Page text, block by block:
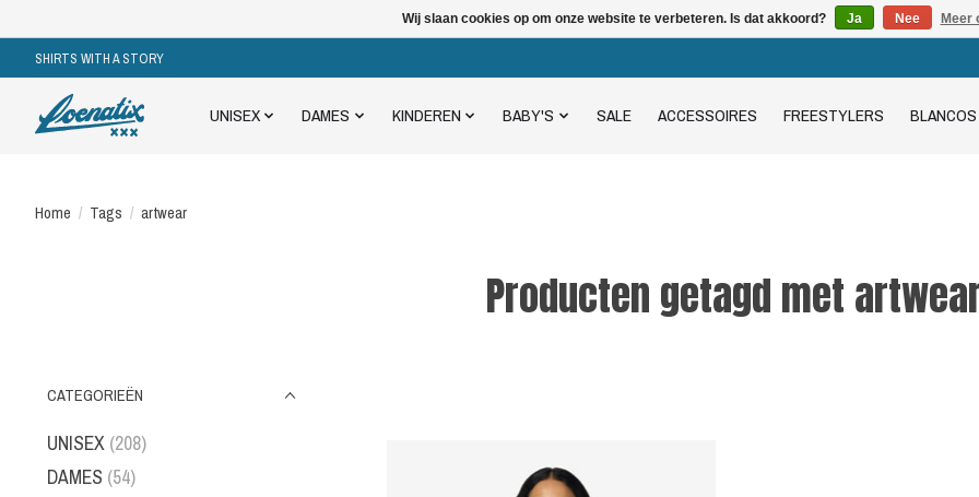
SHIRTS WITH A STORY
UNISEX DAMES KINDEREN BABY'S SALE ACCESSOIRES FREESTYLERS BLANCOS
Home / Tags / artwear
Producten getagd met
CATEGORIEËN
UNISEX (208)
DAMES (54)
Wij slaan cookies op om onze website te verbeteren. Is dat akkoord? Ja Nee Meer